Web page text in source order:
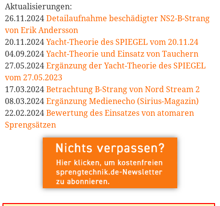
Aktualisierungen:
26.11.2024Detailaufnahme beschädigter NS2-B-Strang
von Erik Andersson
20.11.2024Yacht-Theorie des SPIEGEL vom 20.11.24
04.09.2024Yacht-Theorie und Einsatz von Tauchern
27.05.2024Ergänzung der Yacht-Theorie des SPIEGEL
vom 27.05.2023
17.03.2024Betrachtung B-Strang von Nord Stream 2
08.03.2024Ergänzung Medienecho (Sirius-Magazin)
22.02.2024Bewertung des Einsatzes von atomaren
Sprengsätzen